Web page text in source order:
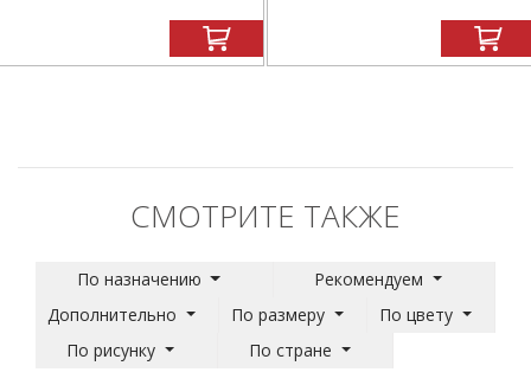
СМОТРИТЕ ТАКЖЕ
По назначению
Рекомендуем
Дополнительно
По размеру
По цвету
По рисунку
По стране